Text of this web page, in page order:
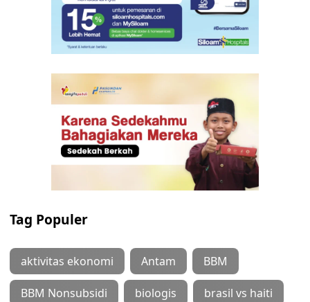
Tag Populer
aktivitas ekonomi Antam BBM
BBM Nonsubsidi biologis brasil vs haiti